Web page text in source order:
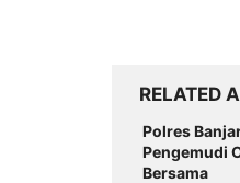
RELATED
Polres
Pengemudi
Bersama